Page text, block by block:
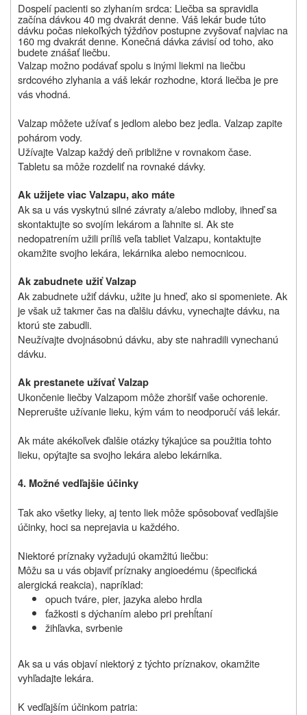
Dospelí pacienti sozlyhaním srdca: Liečba sa spravidla
začína dávkou 40 mg dvakrát denne. Váš lekár bude túto
dávku počas niekoľkých týždňov postupne zvyšovať najviac na
160 mg dvakrát denne. Konečná dávka závisí od toho, ako
budete znášať liečbu.
Valzap možno podávať spolu s inými liekmi na liečbu
srdcového zlyhania a váš lekár rozhodne, ktorá liečba je pre
vás vhodná.
Valzap môžete užívať s jedlom alebo bez jedla. Valzap zapite
pohárom vody.
Užívajte Valzap každý deň približne v rovnakom čase.
Tabletu sa môže rozdeliť na rovnaké dávky.
Ak užijete viac Valzapu, ako máte
Ak sa u vás vyskytnú silné závraty a/alebo mdloby, ihneď sa
skontaktujte so svojím lekárom a ľahnite si. Ak ste
nedopatrením užili príliš veľa tabliet Valzapu, kontaktujte
okamžite svojho lekára, lekárnika alebo nemocnicou.
Ak zabudnete užiť Valzap
Ak zabudnete užiť dávku, užite ju hneď, ako si spomeniete. Ak
je však už takmer čas na ďalšiu dávku, vynechajte dávku, na
ktorú ste zabudli.
Neužívajte dvojnásobnú dávku, aby ste nahradili vynechanú
dávku.
Ak prestanete užívať Valzap
Ukončenie liečby Valzapom môže zhoršiť vaše ochorenie.
Neprerušte užívanie lieku, kým vám to neodporučí váš lekár.
Ak máte akékoľvek ďalšie otázky týkajúce sa použitia tohto
lieku, opýtajte sa svojho lekára alebo lekárnika.
4. Možné vedľajšie účinky
Tak ako všetky lieky, aj tento liek môže spôsobovať vedľajšie
účinky, hoci sa neprejavia u každého.
Niektoré príznaky vyžadujú okamžitú liečbu:
Môžu sa u vás objaviť príznaky angioedému (špecifická
alergická reakcia), napríklad:
opuch tváre, pier, jazyka alebo hrdla
ťažkosti s dýchaním alebo pri prehĺtaní
žihľavka, svrbenie
Ak sa u vás objaví niektorý z týchto príznakov, okamžite
vyhľadajte lekára.
K vedľajším účinkom patria: